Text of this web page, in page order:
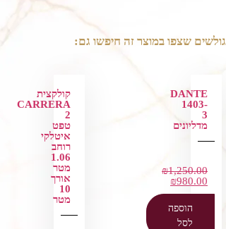
גולשים שצפו במוצר זה חיפשו גם:
DANTE
1403-
3
מדליונים
₪1,250.00
₪980.00
הוספה
לסל
קולקצית
CARRERA
2
טפט
איטלקי
רוחב
1.06
מטר
אורך
10
מטר